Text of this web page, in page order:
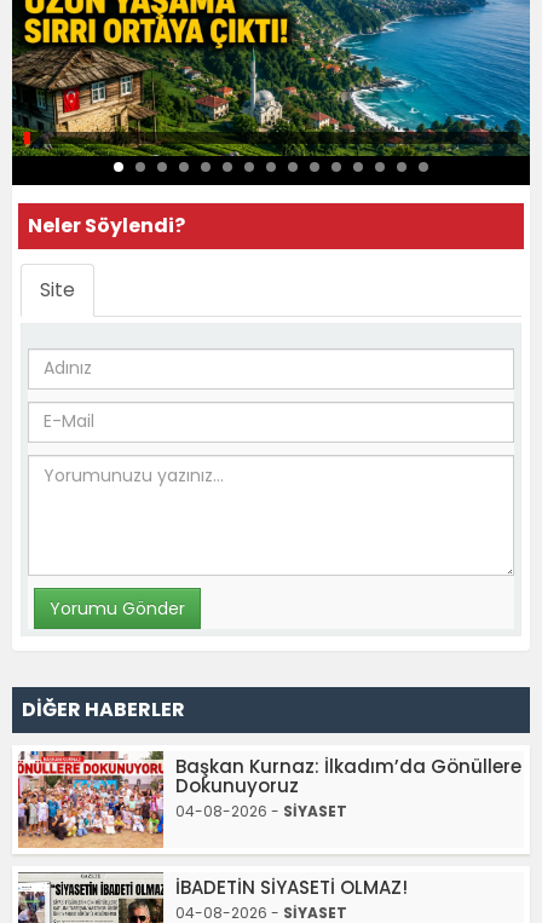
Neler Söylendi?
Site
DİĞER HABERLER
Başkan Kurnaz: İlkadım’da Gönüllere
Dokunuyoruz
04-08-2026 - SİYASET
İBADETİN SİYASETİ OLMAZ!
04-08-2026 - SİYASET